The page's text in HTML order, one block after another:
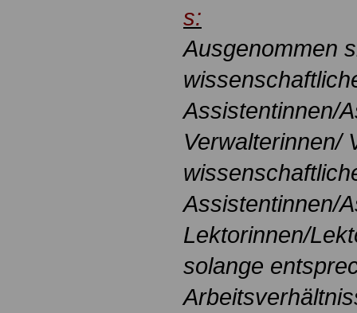
s:
Ausgenommen
Assistentinnen/
Verwalterinnen/
Assistentinnen/
Lektorinnen/
solange